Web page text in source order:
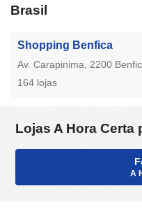
Brasil
Shopping Benfica
Av. Carapinima, 2200
164 lojas
Lojas A Hora Certa
A